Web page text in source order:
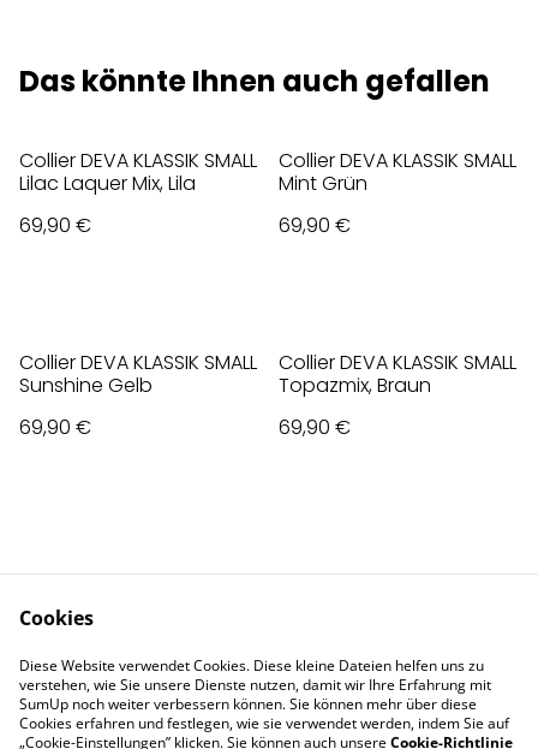
Das könnte Ihnen auch gefallen
Collier DEVA KLASSIK SMALL
Lilac Laquer Mix, Lila
69,90 €
Collier DEVA KLASSIK SMALL
Mint Grün
69,90 €
Collier DEVA KLASSIK SMALL
Sunshine Gelb
69,90 €
Collier DEVA KLASSIK SMALL
Topazmix, Braun
69,90 €
Privacy Policy
Cookie Policy
Impressum
Cookies
Diese Website verwendet Cookies. Diese kleine Dateien helfen uns zu
verstehen, wie Sie unsere Dienste nutzen, damit wir Ihre Erfahrung mit
SumUp noch weiter verbessern können. Sie können mehr über diese
Cookies erfahren und festlegen, wie sie verwendet werden, indem Sie auf
„Cookie-Einstellungen” klicken. Sie können auch unsereCookie-Richtlinie